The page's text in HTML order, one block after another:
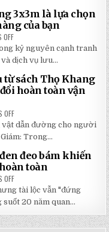
RẺ
TẠI
NHẬT
ĐÔNG
100
TRANG
MỚI
2026:
GIẢM
GIÁ
SỐ
TẬN
GỐC
TẠI
NHẬT
3x3m là lựa chọn
của bạn
OFF
5
LÝ
DO
NHÀ
BẠT
DI
ĐỘNG
3X3M
LỰA
HOÀN
HẢO
CHO
HÀNG
CỦA
BẠN
kỷ nguyên cạnh tranh
dịch vụ lưu...
từ sách Thọ Khang
hoàn toàn vận
OFF
5
BÀI
HỌC
XƯƠNG
MÁU
TỪ
SÁCH
THỌ
BẢO
GIÁM
GIÚP
THAY
ĐỔI
HOÀN
TOÀN
vật dẫn đường cho người
Trong...
đeo bám khiến
toàn
OFF
NGUYÊN
NHÂN
VẬN
ĐEN
ĐEO
BÁM
tài lộc vẫn "đứng
20 năm quan...